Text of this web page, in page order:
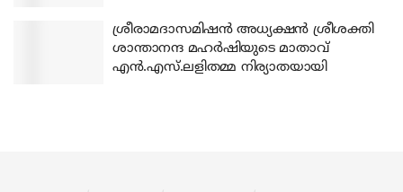
ശ്രീരാമദാസമിഷന്‍ അധ്യക്ഷന്‍ ശ്രീശക്തി
ശാന്താനന്ദ മഹര്‍ഷിയുടെ മാതാവ്
എന്‍.എസ്.ലളിതമ്മ നിര്യാതയായി